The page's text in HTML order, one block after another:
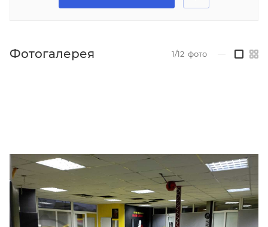
Фотогалерея 1/12 фото